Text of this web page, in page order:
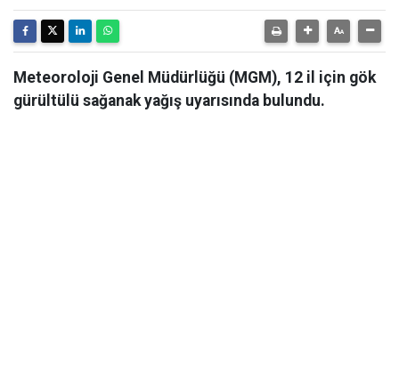
Meteoroloji Genel Müdürlüğü (MGM), 12 il için gök
gürültülü sağanak yağış uyarısında bulundu.